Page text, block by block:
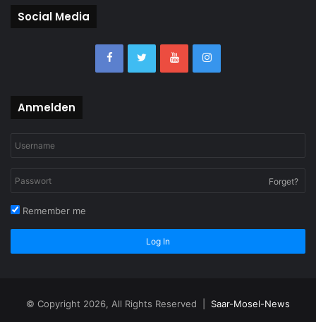
Social Media
Anmelden
Forget?
Remember me
Log In
© Copyright 2026, All Rights Reserved | Saar-Mosel-News